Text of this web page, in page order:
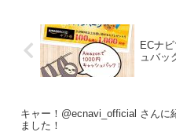
ECナ
ュバッ
キャー！@ecnavi_official さんに
ました！